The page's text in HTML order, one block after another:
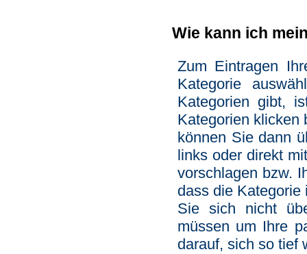
Wie kann ich
Zum Eintragen
Kategorie
Kategorien gibt,
Kategorien klicken
können Sie dann
links oder direkt
vorschlagen bzw.
dass die Kategorie
Sie sich nicht
müssen um Ihre
darauf, sich so tief